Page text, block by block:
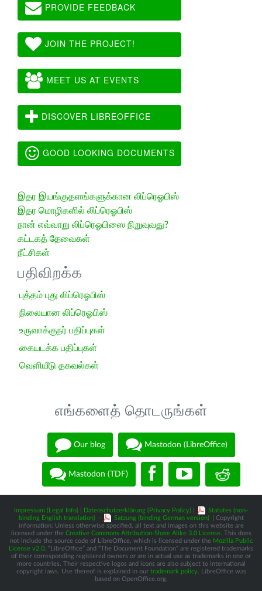
PROVIDE FEEDBACK
JOIN THE PROJECT!
MEET US AT EVENTS
DISCOVER LIBREOFFICE
GOOD LOOKING DOCUMENTS
இதர இயங்குதளங்களுக்கான லிப்ரெஓபிஸ்
இதர மொழிகளில் லிப்ரெஓபிஸ்
நான் எவ்வாறு லிப்ரெஓபிஸை நிறுவுவது?
கட்டகத் தேவைகள்
நீட்சிகள்
பதிவிறக்க
புத்தம் புது லிப்ரெஓபிஸ்
நிலையான லிப்ரெஓபிஸ்
உருவாக்குநர் பதிப்புகள்
கையடக்க பதிப்புகள்
வெளியீடு தகவல்கள்
எங்களைத் தொடருங்கள்
Our blog Mastodon (LibreOffice)
Mastodon (TDF)
Impressum (Legal Info) Datenschutzerklärung (Privacy Policy)
Statutes (non-
binding English translation) - Satzung (binding German version)
| Copyright
information: Unless otherwise specified, all text and images on this website are
licensed under the Creative Commons Attribution-Share Alike 3.0 License. This does
not include the source code of LibreOffice, which is licensed under the Mozilla Public
License v2.0 . “LibreOffice” and “The Document Foundation” are registered trademarks
of their corresponding registered owners or are in actual use as trademarks in one or
more countries. Their respective logos and icons are also subject to international
copyright laws. Use thereof is explained in our trademark policy. LibreOffice was
based on OpenOffice.org.